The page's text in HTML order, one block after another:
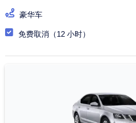
豪华车
免费取消（12 小时）